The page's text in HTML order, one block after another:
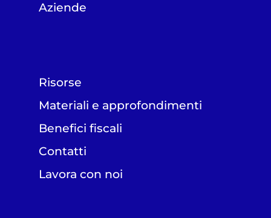
Aziende
Risorse
Materiali e approfondimenti
Benefici fiscali
Contatti
Lavora con noi